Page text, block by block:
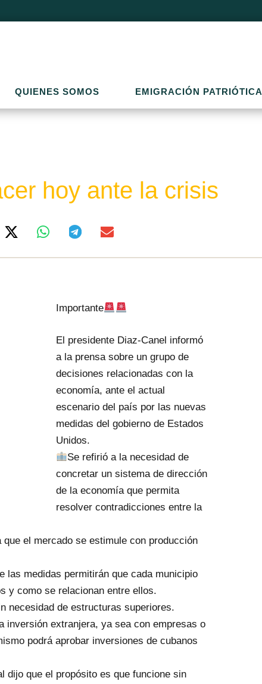
QUIENES SOMOS EMIGRACIÓN PATRIÓTICA
hoy ante la crisis
Importante
El presidente Diaz-Canel informó
a la prensa sobre un grupo de
decisiones relacionadas con la
economía, ante el actual
escenario del país por las nuevas
medidas del gobierno de Estados
Unidos.
Se refirió a la necesidad de
concretar un sistema de dirección
de la economía que permita
resolver contradicciones entre la
el mercado se estimule con producción
las medidas permitirán que cada municipio
y como se relacionan entre ellos.
necesidad de estructuras superiores.
inversión extranjera, ya sea con empresas o
podrá aprobar inversiones de cubanos
dijo que el propósito es que funcione sin